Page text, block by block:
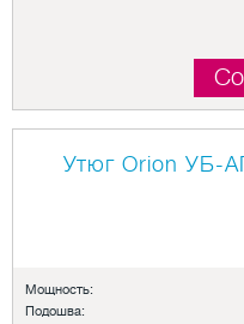
Утюг Orion УБ-
Мощность:
Подошва: